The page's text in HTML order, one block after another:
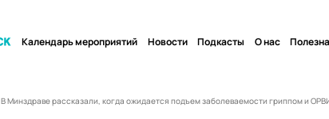
Календарь мероприятий Новости Подкасты О нас
В Минздраве рассказали, когда ожидается подъем заболеваемости гриппом и